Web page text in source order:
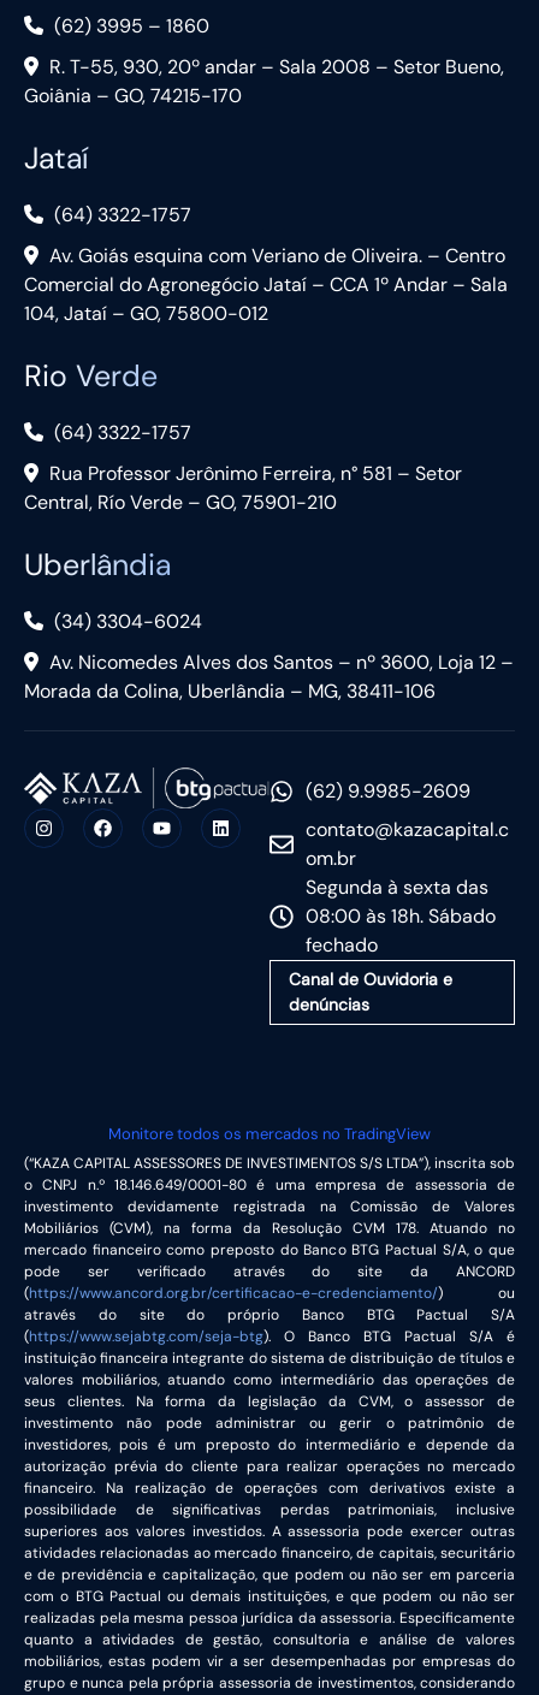
(62) 3995 – 1860
R. T-55, 930, 20º andar – Sala 2008 – Setor Bueno,
Goiânia – GO, 74215-170
Jataí
(64) 3322-1757
Av. Goiás esquina com Veriano de Oliveira. – Centro
Comercial do Agronegócio Jataí – CCA 1º Andar – Sala
104, Jataí – GO, 75800-012
Rio Verde
(64) 3322-1757
Rua Professor Jerônimo Ferreira, n° 581 – Setor
Central, Río Verde – GO, 75901-210
Uberlândia
(34) 3304-6024
Av. Nicomedes Alves dos Santos – nº 3600, Loja 12 –
Morada da Colina, Uberlândia – MG, 38411-106
(62) 9.9985-2609
contato@kazacapital.c
om.br
Segunda à sexta das
08:00 às 18h. Sábado
fechado
Canal de Ouvidoria e
denúncias
Monitore todos os mercados no TradingView
(“KAZA CAPITAL ASSESSORES DE INVESTIMENTOS S/S LTDA”), inscrita sob
o CNPJ n.º 18.146.649/0001-80 é uma empresa de assessoria de
investimento devidamente registrada na Comissão de Valores
Mobiliários (CVM), na forma da Resolução CVM 178. Atuando no
mercado financeiro como preposto do Banco BTG Pactual S/A, o que
pode ser verificado através do site da ANCORD
(https://www.ancord.org.br/certificacao-e-credenciamento/) ou
através do site do próprio Banco BTG Pactual S/A
(https://www.sejabtg.com/seja-btg). O Banco BTG Pactual S/A é
instituição financeira integrante do sistema de distribuição de títulos e
valores mobiliários, atuando como intermediário das operações de
seus clientes. Na forma da legislação da CVM, o assessor de
investimento não pode administrar ou gerir o patrimônio de
investidores, pois é um preposto do intermediário e depende da
autorização prévia do cliente para realizar operações no mercado
financeiro. Na realização de operações com derivativos existe a
possibilidade de significativas perdas patrimoniais, inclusive
superiores aos valores investidos. A assessoria pode exercer outras
atividades relacionadas ao mercado financeiro, de capitais, securitário
e de previdência e capitalização, que podem ou não ser em parceria
com o BTG Pactual ou demais instituições, e que podem ou não ser
realizadas pela mesma pessoa jurídica da assessoria. Especificamente
quanto a atividades de gestão, consultoria e análise de valores
mobiliários, estas podem vir a ser desempenhadas por empresas do
grupo e nunca pela própria assessoria de investimentos, considerando